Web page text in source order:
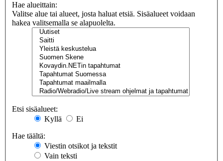
Hae alueittain:
Valitse alue tai alueet, josta haluat etsiä. Sisäalueet voidaan
hakea valitsemalla se alapuolelta.
Etsi sisäalueet:
Kyllä
Ei
Hae täältä:
Viestin otsikot ja tekstit
Vain teksti